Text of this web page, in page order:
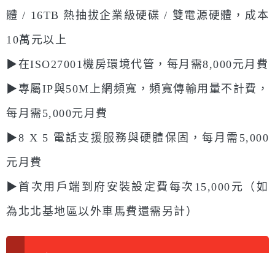
體 / 16TB 熱抽拔企業級硬碟 / 雙電源硬體，成本
10萬元以上
▶︎在ISO27001機房環境代管，每月需8,000元月費
▶︎專屬IP與50M上網頻寬，頻寬傳輸用量不計費，
每月需5,000元月費
▶︎8 X 5 電話支援服務與硬體保固，每月需5,000
元月費
▶︎首次用戶端到府安裝設定費每次15,000元（如
為北北基地區以外車馬費還需另計）